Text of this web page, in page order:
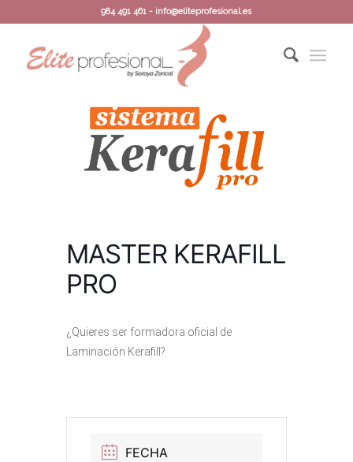
984 491 461 - info@eliteprofesional.es
MASTER KERAFILL
PRO
¿Quieres ser formadora oficial de
Laminación Kerafill?
FECHA